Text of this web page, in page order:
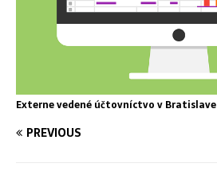
Externe vedené účtovníctvo v Bratislave
PREVIOUS